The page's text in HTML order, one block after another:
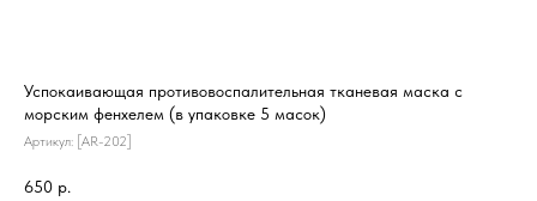
Успокаивающая противовоспалительная тканевая маска с
морским фенхелем (в упаковке 5 масок)
Артикул: [AR-202]
650 р.